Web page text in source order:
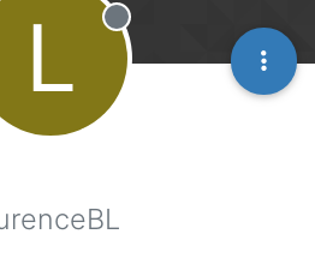
L Hors-ligne